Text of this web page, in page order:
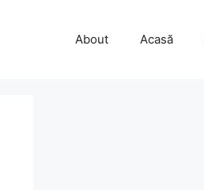
About Acasă